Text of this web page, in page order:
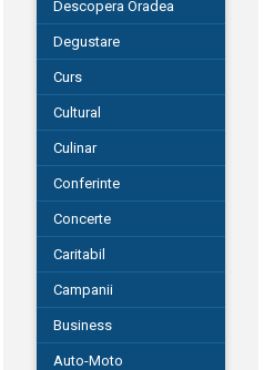
Descopera Oradea
Degustare
Curs
Cultural
Culinar
Conferinte
Concerte
Caritabil
Campanii
Business
Auto-Moto